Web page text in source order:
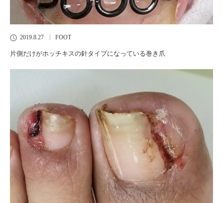
2019.8.27 FOOT
片側だけがホッチキスの針タイプになっている巻き爪